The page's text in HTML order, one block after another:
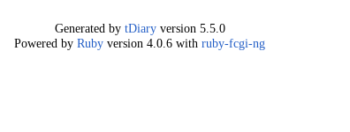
Generated by tDiaryversion 5.5.0
Powered by Ruby version 4.0.6 with ruby-fcgi-ng